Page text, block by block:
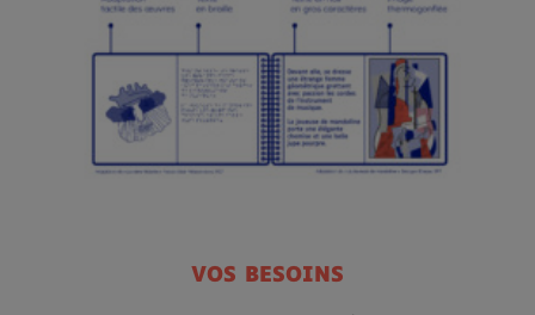
VOS BESOINS